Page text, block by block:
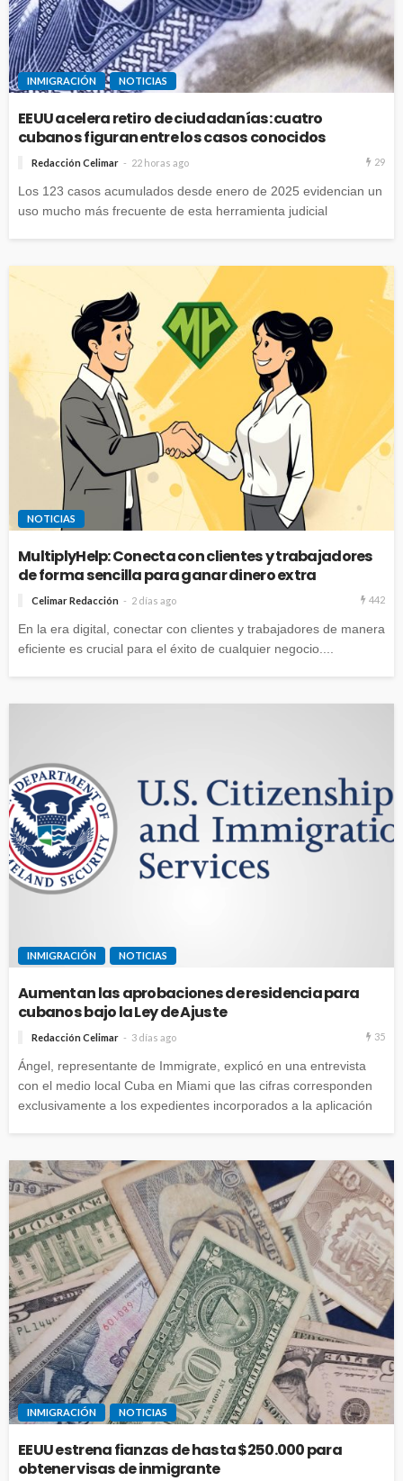
INMIGRACIÓN NOTICIAS
EEUU acelera retiro de ciudadanías: cuatro
cubanos figuran entre los casos conocidos
Redacción Celimar 22 horas ago 29
Los 123 casos acumulados desde enero de 2025 evidencian un
uso mucho más frecuente de esta herramienta judicial
NOTICIAS
MultiplyHelp: Conecta con clientes y trabajadores
de forma sencilla para ganar dinero extra
Celimar Redacción 2 días ago 442
En la era digital, conectar con clientes y trabajadores de manera
eficiente es crucial para el éxito de cualquier negocio....
INMIGRACIÓN NOTICIAS
Aumentan las aprobaciones de residencia para
cubanos bajo la Ley de Ajuste
Redacción Celimar 3 días ago 35
Ángel, representante de Immigrate, explicó en una entrevista
con el medio local Cuba en Miami que las cifras corresponden
exclusivamente a los expedientes incorporados a la aplicación
INMIGRACIÓN NOTICIAS
EEUU estrena fianzas de hasta $250.000 para
obtener visas de inmigrante